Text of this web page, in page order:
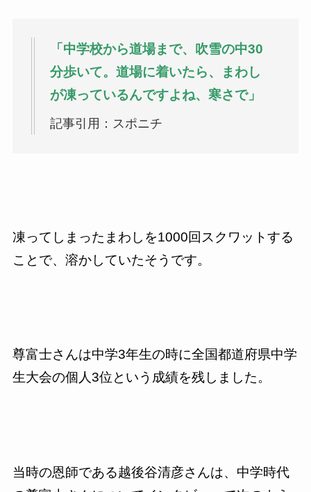
「中学校から道場まで、吹雪の中30
分歩いて。道場に着いたら、まわし
が凍っているんですよね、寒さで」
記事引用：スポニチ
凍ってしまったまわしを1000回スクワットする
ことで、溶かしていたそうです。
尊富士さんは中学3年生の時に全国都道府県中学
生大会の個人3位という成績を残しました。
当時の恩師である越後谷清彦さんは、中学時代